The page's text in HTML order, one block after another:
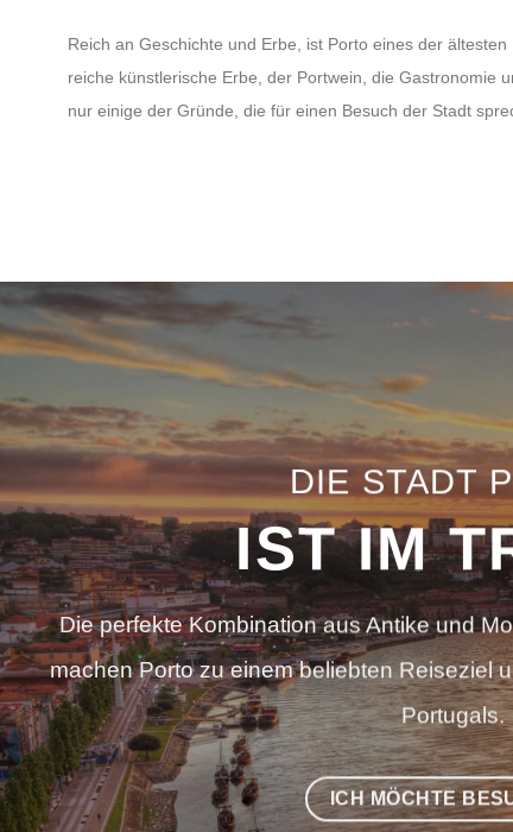
Reich an Geschichte und Erbe, ist Porto eines der
reiche künstlerische Erbe, der Portwein, die Gastronomie
nur einige der Gründe, die für einen Besuch der Stadt
DIE STADT
IST IM
Die perfekte Kombination aus Antike und
machen Porto zu einem beliebten Reiseziel
Portugals.
ICH MÖCHTE